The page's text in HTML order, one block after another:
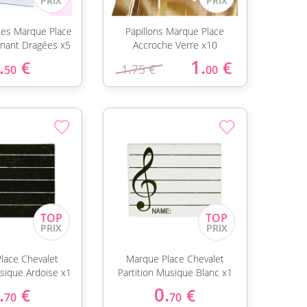
Marque Place
Dragées x5
50 €
Papillons Marque Place
Accroche Verre x10
1.75 € 1.00 €
Chevalet
Ardoise x1
70 €
Marque Place Chevalet
Partition Musique Blanc x1
0.70 €